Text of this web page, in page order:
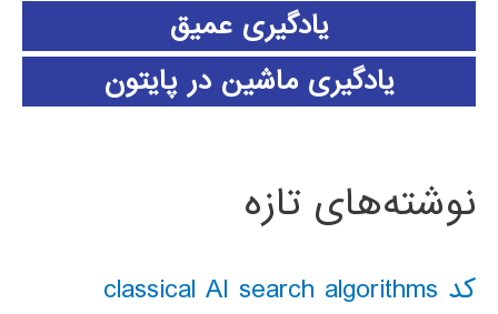
یادگیری عمیق
یادگیری ماشین در پایتون
نوشته‌های تازه
کد classical AI search algorithms